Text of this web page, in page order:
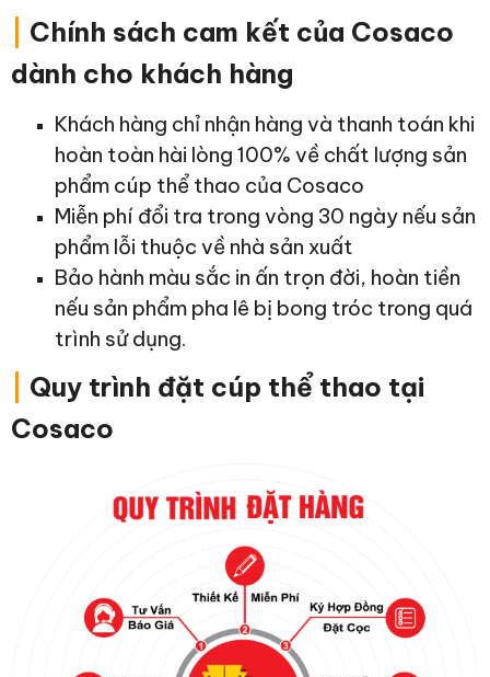
Chính sách cam kết của Cosaco
dành cho khách hàng
Khách hàng chỉ nhận hàng và thanh toán khi
hoàn toàn hài lòng 100% về chất lượng sản
phẩm cúp thể thao của Cosaco
Miễn phí đổi tra trong vòng 30 ngày nếu sản
phẩm lỗi thuộc về nhà sản xuất
Bảo hành màu sắc in ấn trọn đời, hoàn tiền
nếu sản phẩm pha lê bị bong tróc trong quá
trình sử dụng.
Quy trình đặt cúp thể thao tại
Cosaco